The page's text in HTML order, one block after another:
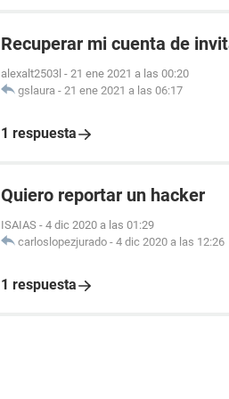
Recuperar mi cuenta de
alexalt2503l - 21 ene 2021 a las 00:20
gslaura - 21 ene 2021 a las 06:17
1 respuesta
Quiero reportar un hacker
ISAIAS - 4 dic 2020 a las 01:29
carloslopezjurado - 4 dic 2020 a las 12:26
1 respuesta